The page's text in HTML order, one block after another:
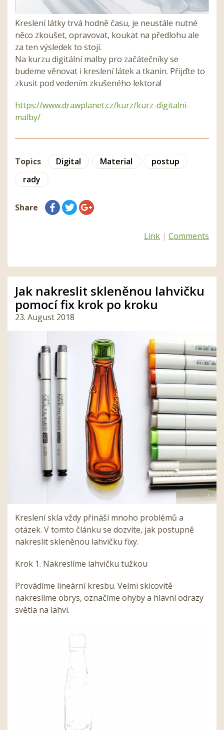
Kreslení látky trvá hodně času, je neustále nutné
něco zkoušet, opravovat, koukat na předlohu ale
za ten výsledek to stojí.
Na kurzu digitální malby pro začátečníky se
budeme věnovat i kreslení látek a tkanin. Přijďte to
zkusit pod vedením zkušeného lektora!
https://www.drawplanet.cz/kurz/kurz-digitalni-
malby/
Topics Digital Material
postup
rady
Share
Link | Comments
Jak nakreslit skleněnou lahvičku
pomocí fix krok po kroku
23. August 2018
Kreslení skla vždy přináší mnoho problémů a
otázek. V tomto článku se dozvíte, jak postupně
nakreslit skleněnou lahvičku fixy.
Krok 1. Nakreslíme lahvičku tužkou
Provádíme lineární kresbu. Velmi skicovitě
nakreslíme obrys, označíme ohyby a hlavní odrazy
světla na lahvi.